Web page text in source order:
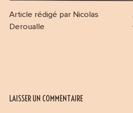
Article rédigé par Nicolas
Deroualle
LAISSER UN COMMENTAIRE